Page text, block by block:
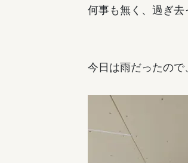
何事も無く、過ぎ去
今日は雨だったので